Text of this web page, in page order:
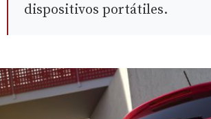
dispositivos portátiles.